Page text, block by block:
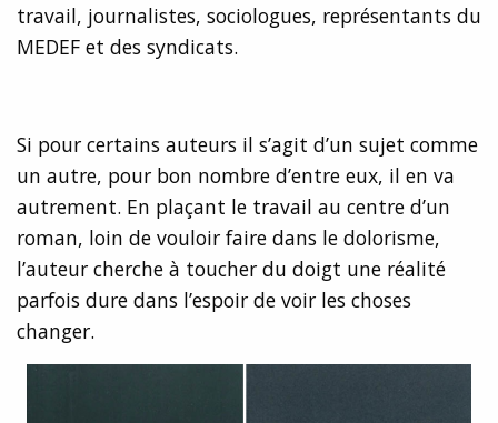
travail, journalistes, sociologues, représentants du
MEDEF et des syndicats.
Si pour certains auteurs il s’agit d’un sujet comme
un autre, pour bon nombre d’entre eux, il en va
autrement. En plaçant le travail au centre d’un
roman, loin de vouloir faire dans le dolorisme,
l’auteur cherche à toucher du doigt une réalité
parfois dure dans l’espoir de voir les choses
changer.